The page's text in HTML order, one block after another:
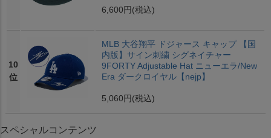
6,600円 (税込)
10
位
MLB 大谷翔平 ドジャース キャップ 【国
内版】サイン刺繍 シグネイチャー
9FORTY Adjustable Hat ニューエラ/New
Era ダークロイヤル【nejp】
5,060円 (税込)
スペシャルコンテンツ